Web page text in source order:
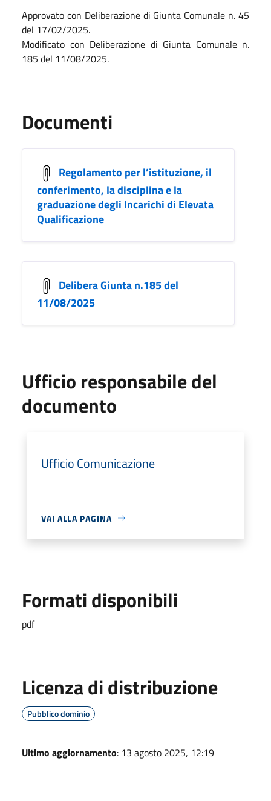
Approvato con Deliberazione di Giunta Comunale n. 45
del 17/02/2025.
Modificato con Deliberazione di Giunta Comunale n.
185 del 11/08/2025.
Documenti
Regolamento per l’istituzione, il
conferimento, la disciplina e la
graduazione degli Incarichi di Elevata
Qualificazione
Delibera Giunta n.185 del
11/08/2025
Ufficio responsabile del
documento
Ufficio Comunicazione
VAI ALLA PAGINA
Formati disponibili
pdf
Licenza di distribuzione
Pubblico dominio
Ultimo aggiornamento: 13 agosto 2025, 12:19